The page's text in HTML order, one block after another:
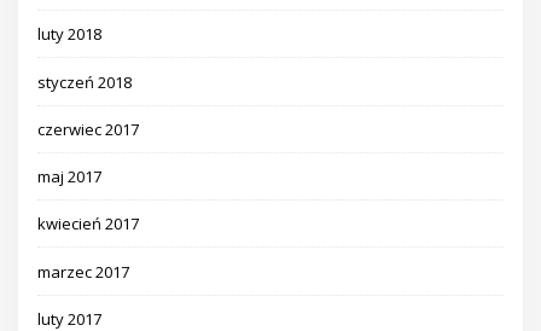
luty 2018
styczeń 2018
czerwiec 2017
maj 2017
kwiecień 2017
marzec 2017
luty 2017